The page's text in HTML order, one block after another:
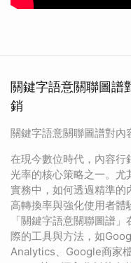
關鍵字語意關聯圖譜
銷
關鍵字語意關聯圖譜對
在現今數位時代，內容行
光率的核心策略之一。尤
實務中，如何透過精準的
高轉換率與強化使用者體
「關鍵字語意關聯圖譜
際的工具與方法，如
Analytics、Google商家